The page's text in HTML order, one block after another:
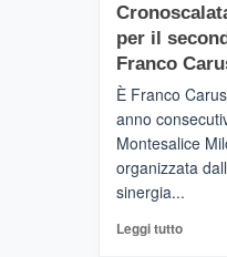
vicoli
–
adesso
Pasta
–
La
Dente”,
per il
Franco
È Franco
anno
Montesalice
organizzata
sinergia...
Leggi tuttoLeggi